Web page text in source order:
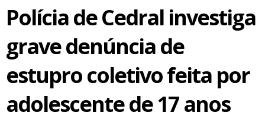
Polícia de Cedral investiga
grave denúncia de
estupro coletivo feita por
adolescente de 17 anos